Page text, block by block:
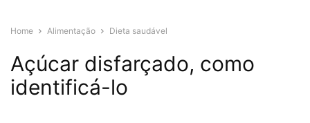
Home Alimentação Dieta saudável
Açúcar disfarçado, como
identificá-lo